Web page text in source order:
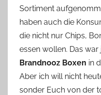
Sortiment
haben auch die
die nicht nur Chips,
essen wollen. Das
Brandnooz Boxen in
Aber ich will nicht
sonder Euch von der